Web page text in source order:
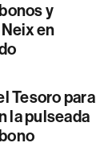
y
en
Tesoro para
la pulseada